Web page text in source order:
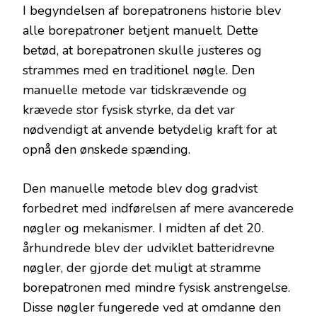
I begyndelsen af borepatronens historie blev
alle borepatroner betjent manuelt. Dette
betød, at borepatronen skulle justeres og
strammes med en traditionel nøgle. Den
manuelle metode var tidskrævende og
krævede stor fysisk styrke, da det var
nødvendigt at anvende betydelig kraft for at
opnå den ønskede spænding.
Den manuelle metode blev dog gradvist
forbedret med indførelsen af mere avancerede
nøgler og mekanismer. I midten af det 20.
århundrede blev der udviklet batteridrevne
nøgler, der gjorde det muligt at stramme
borepatronen med mindre fysisk anstrengelse.
Disse nøgler fungerede ved at omdanne den